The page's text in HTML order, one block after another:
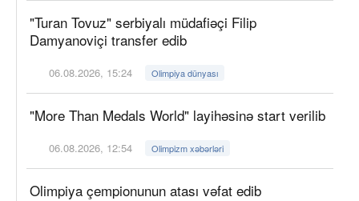
"Turan Tovuz" serbiyalı müdafiəçi Filip
Damyanoviçi transfer edib
06.08.2026, 15:24 Olimpiya dünyası
"More Than Medals World" layihəsinə start verilib
06.08.2026, 12:54 Olimpizm xəbərləri
Olimpiya çempionunun atası vəfat edib